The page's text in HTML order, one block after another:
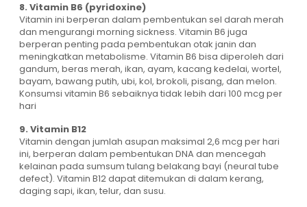
8. Vitamin B6 (pyridoxine)
Vitamin ini berperan dalam pembentukan sel darah merah
dan mengurangi morning sickness. Vitamin B6 juga
berperan penting pada pembentukan otak janin dan
meningkatkan metabolisme. Vitamin B6 bisa diperoleh dari
gandum, beras merah, ikan, ayam, kacang kedelai, wortel,
bayam, bawang putih, ubi, kol, brokoli, pisang, dan melon.
Konsumsi vitamin B6 sebaiknya tidak lebih dari 100 mcg per
hari
9. Vitamin B12
Vitamin dengan jumlah asupan maksimal 2,6 mcg per hari
ini, berperan dalam pembentukan DNA dan mencegah
kelainan pada sumsum tulang belakang bayi (neural tube
defect). Vitamin B12 dapat ditemukan di dalam kerang,
daging sapi, ikan, telur, dan susu.